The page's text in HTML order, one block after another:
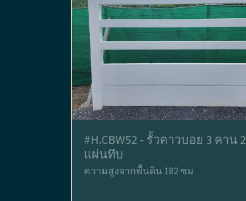
#H.CBW52 - รั้วคาวบอย 3 คาน 2
แผ่นทึบ
ความสูงจากพื้นดิน 182 ซม